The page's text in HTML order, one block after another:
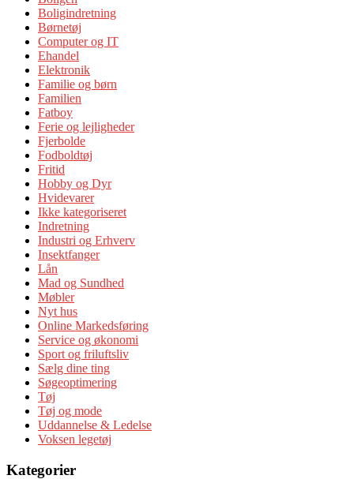
Boligindretning
Børnetøj
Computer og IT
Ehandel
Elektronik
Familie og børn
Familien
Fatboy
Ferie og lejligheder
Fjerbolde
Fodboldtøj
Fritid
Hobby og Dyr
Hvidevarer
Ikke kategoriseret
Indretning
Industri og Erhverv
Insektfanger
Lån
Mad og Sundhed
Møbler
Nyt hus
Online Markedsføring
Service og økonomi
Sport og friluftsliv
Sælg dine ting
Søgeoptimering
Tøj
Tøj og mode
Uddannelse & Ledelse
Voksen legetøj
Kategorier